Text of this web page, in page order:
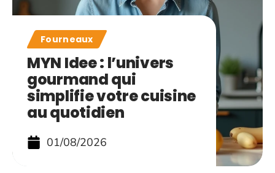
Fourneaux
MYN Idee : l’univers
gourmand qui
simplifie votre cuisine
au quotidien
01/08/2026